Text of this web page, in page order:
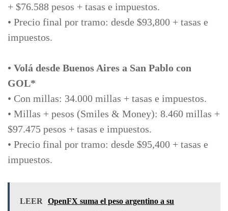
+ $76.588 pesos + tasas e impuestos.
• Precio final por tramo: desde $93,800 + tasas e
impuestos.
• Volá desde Buenos Aires a San Pablo con
GOL*
• Con millas: 34.000 millas + tasas e impuestos.
• Millas + pesos (Smiles & Money): 8.460 millas +
$97.475 pesos + tasas e impuestos.
• Precio final por tramo: desde $95,400 + tasas e
impuestos.
LEER
OpenFX suma el peso argentino a su